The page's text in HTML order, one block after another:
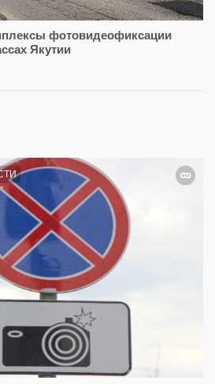
фотовидеофиксации
Якутии